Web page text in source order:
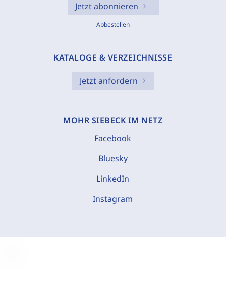
Jetzt abonnieren
Abbestellen
KATALOGE & VERZEICHNISSE
Jetzt anfordern
MOHR SIEBECK IM NETZ
Facebook
Bluesky
LinkedIn
Instagram